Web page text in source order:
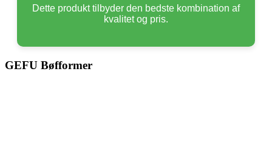
Dette produkt tilbyder den bedste kombination af
kvalitet og pris.
GEFU Bøfformer